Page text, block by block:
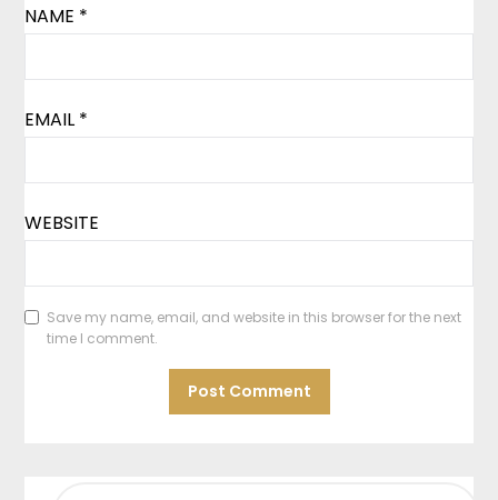
NAME *
EMAIL *
WEBSITE
Save my name, email, and website in this browser for the next
time I comment.